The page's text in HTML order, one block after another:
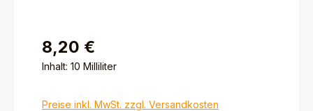
8,20 €
Inhalt: 10 Milliliter
Preise inkl. MwSt. zzgl. Versandkosten